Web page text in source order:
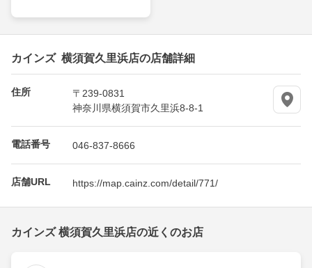
カインズ 横須賀久里浜店の店舗詳細
住所
〒239-0831
神奈川県横須賀市久里浜8-8-1
電話番号 046-837-8666
店舗URL https://map.cainz.com/detail/771/
カインズ 横須賀久里浜店の近くのお店